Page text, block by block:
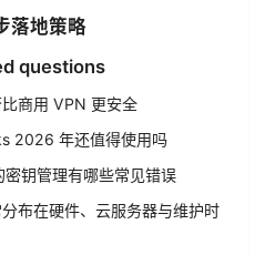
落地策略
questions
商用 VPN 更安全
2026 年还值得使用吗
钥管理有哪些常见错误
布在硬件、云服务器与维护时